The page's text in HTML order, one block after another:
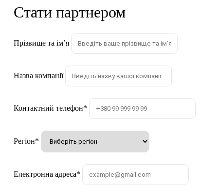
Стати партнером
Прізвище та імʼя
Назва компанії
Контактний телефон*
Регіон*
Електронна адреса*